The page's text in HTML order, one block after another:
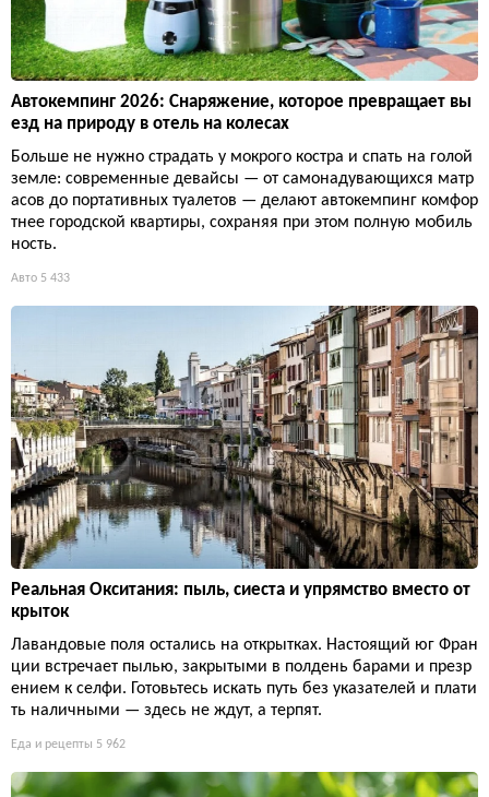
Автокемпинг 2026: Снаряжение, которое превращает вы
езд на природу в отель на колесах
Больше не нужно страдать у мокрого костра и спать на голой
земле: современные девайсы — от самонадувающихся матр
асов до портативных туалетов — делают автокемпинг комфор
тнее городской квартиры, сохраняя при этом полную мобиль
ность.
Авто 5 433
Реальная Окситания: пыль, сиеста и упрямство вместо от
крыток
Лавандовые поля остались на открытках. Настоящий юг Фран
ции встречает пылью, закрытыми в полдень барами и презр
ением к селфи. Готовьтесь искать путь без указателей и плати
ть наличными — здесь не ждут, а терпят.
Еда и рецепты 5 962